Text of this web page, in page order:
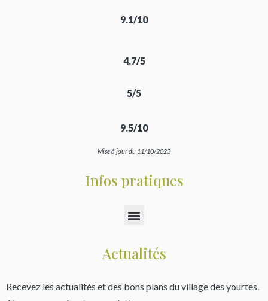
9.1/10
4.7/5
5/5
9.5/10
Mise à jour du 11/10/2023
Infos pratiques
Actualités
Recevez les actualités et des bons plans du village des yourtes.